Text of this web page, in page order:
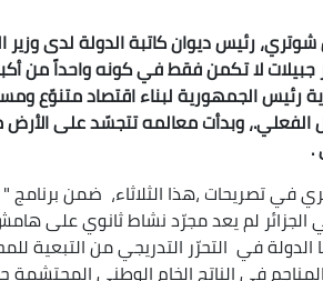
رئيس ديوان كاتبة الدولة لدى وزير
جبيلات لا تكمن فقط في كونه واحداً من
رئيس الجمهورية لبناء اقتصاد متنوّع
الفعلي.، وبدأت معالمه تتجسّد على
.
في تصريحات ،هذا الثلاثاء، ضمن برنامج "
لم يعد مجرّد نشاط ثانوي على
الدولة في التحرّر التدريجي من التبعية